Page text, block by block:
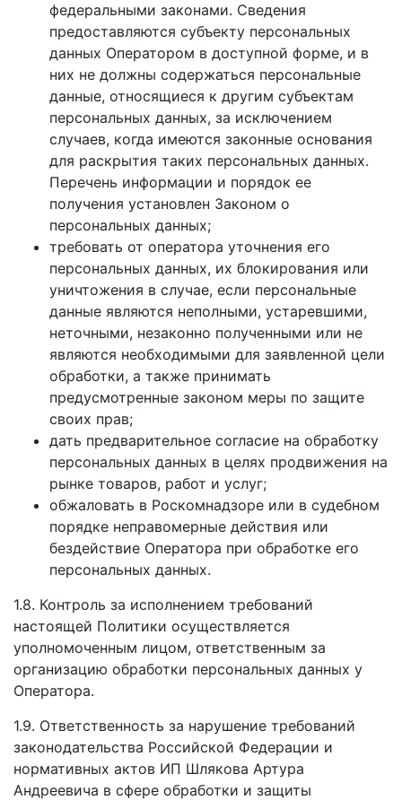
федеральными законами. Сведения
предоставляются субъекту персональных
данных Оператором в доступной форме, и в
них не должны содержаться персональные
данные, относящиеся к другим субъектам
персональных данных, за исключением
случаев, когда имеются законные основания
для раскрытия таких персональных данных.
Перечень информации и порядок ее
получения установлен Законом о
персональных данных;
требовать от оператора уточнения его
персональных данных, их блокирования или
уничтожения в случае, если персональные
данные являются неполными, устаревшими,
неточными, незаконно полученными или не
являются необходимыми для заявленной цели
обработки, а также принимать
предусмотренные законом меры по защите
своих прав;
дать предварительное согласие на обработку
персональных данных в целях продвижения на
рынке товаров, работ и услуг;
обжаловать в Роскомнадзоре или в судебном
порядке неправомерные действия или
бездействие Оператора при обработке его
персональных данных.
1.8. Контроль за исполнением требований
настоящей Политики осуществляется
уполномоченным лицом, ответственным за
организацию обработки персональных данных у
Оператора.
1.9. Ответственность за нарушение требований
законодательства Российской Федерации и
нормативных актов ИП Шлякова Артура
Андреевича в сфере обработки и защиты